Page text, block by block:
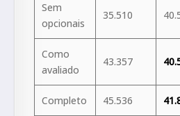
Sem
opcionais
35.510
Como
avaliado
43.357
Completo 45.536